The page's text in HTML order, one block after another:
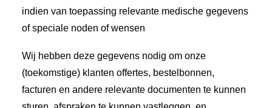
indien van toepassing relevante medische gegevens
of speciale noden of wensen
Wij hebben deze gegevens nodig om onze
(toekomstige) klanten offertes, bestelbonnen,
facturen en andere relevante documenten te kunnen